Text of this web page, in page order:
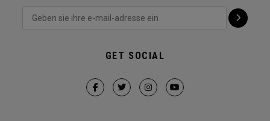
GET SOCIAL